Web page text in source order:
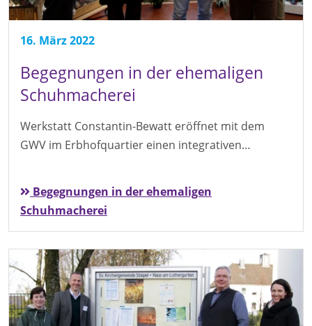
16. März 2022
Begegnungen in der ehemaligen
Schuhmacherei
Werkstatt Constantin-Bewatt eröffnet mit dem
GWV im Erbhofquartier einen integrativen…
Begegnungen in der ehemaligen
Schuhmacherei